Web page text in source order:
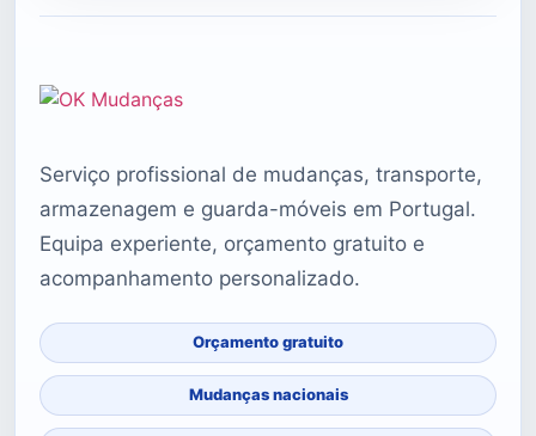
Serviço profissional de mudanças, transporte,
armazenagem e guarda-móveis em Portugal.
Equipa experiente, orçamento gratuito e
acompanhamento personalizado.
Orçamento gratuito
Mudanças nacionais